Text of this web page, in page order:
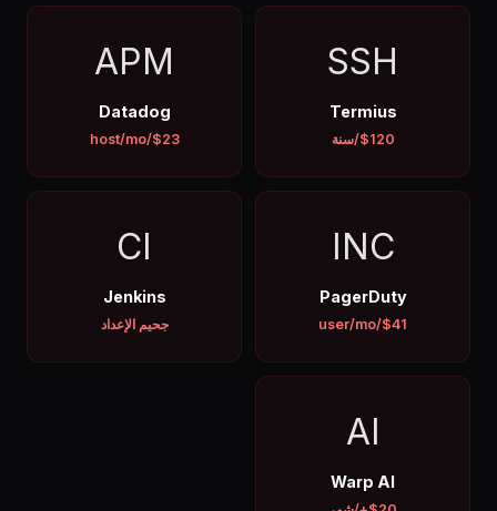
SSH
Termius
$120/سنة
APM
Datadog
$23/host/mo
INC
PagerDuty
$41/user/mo
CI
Jenkins
جحيم الإعداد
AI
Warp AI